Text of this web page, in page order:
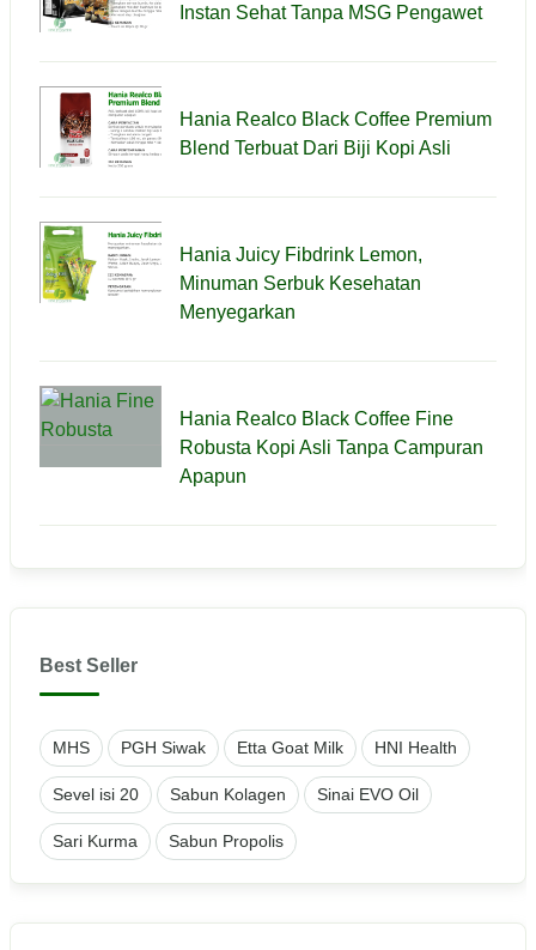
Instan Sehat Tanpa MSG Pengawet
Hania Realco Black Coffee Premium
Blend Terbuat Dari Biji Kopi Asli
Hania Juicy Fibdrink Lemon,
Minuman Serbuk Kesehatan
Menyegarkan
Hania Realco Black Coffee Fine
Robusta Kopi Asli Tanpa Campuran
Apapun
Best Seller
MHS PGH Siwak Etta Goat Milk HNI Health
Sevel isi 20 Sabun Kolagen Sinai EVO Oil
Sari Kurma Sabun Propolis